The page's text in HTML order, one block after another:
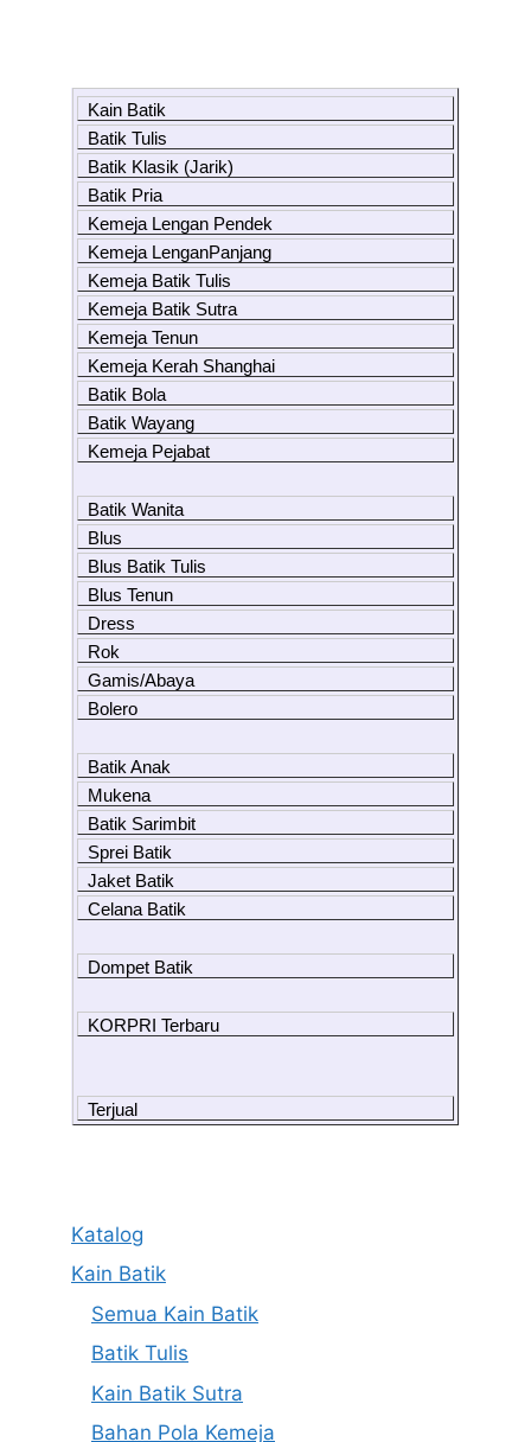
Kain Batik
Batik Tulis
Batik Klasik (Jarik)
Batik Pria
Kemeja Lengan Pendek
Kemeja LenganPanjang
Kemeja Batik Tulis
Kemeja Batik Sutra
Kemeja Tenun
Kemeja Kerah Shanghai
Batik Bola
Batik Wayang
Kemeja Pejabat
Batik Wanita
Blus
Blus Batik Tulis
Blus Tenun
Dress
Rok
Gamis/Abaya
Bolero
Batik Anak
Mukena
Batik Sarimbit
Sprei Batik
Jaket Batik
Celana Batik
Dompet Batik
KORPRI Terbaru
Terjual
Katalog
Kain Batik
Semua Kain Batik
Batik Tulis
Kain Batik Sutra
Bahan Pola Kemeja